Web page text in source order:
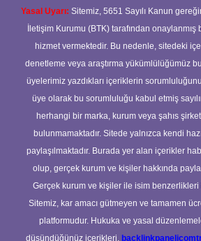
Yasal Uyarı: Sitemiz, 5651 Sayılı Kanun
İletişim Kurumu (BTK) tarafından onaylanmış
hizmet vermektedir. Bu nedenle, sitedeki
denetleme veya araştırma yükümlülüğümüz
üyelerimiz yazdıkları içeriklerin
üye olarak bu sorumluluğu kabul etmiş
herhangi bir marka, kurum veya şahıs
bulunmamaktadır. Sitede yalnızca kendi
paylaşılmaktadır. Burada yer alan içerikler
olup, gerçek kurum ve kişiler hakkında
Gerçek kurum ve kişiler ile isim
Sitemiz, kar amacı gütmeyen ve tamamen
platformudur. Hukuka ve yasal
düşündüğünüz içerikleri,